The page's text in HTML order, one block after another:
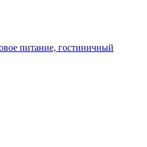
питание, гостиничный